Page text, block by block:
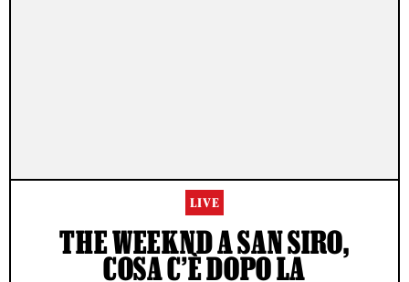
LIVE
THE WEEKND A SAN SIRO,
COSA C’È DOPO LA